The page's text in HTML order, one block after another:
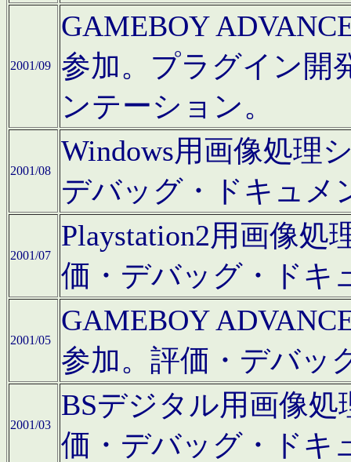
2001/09
GAMEBOY
参加。プラグイン開
ンテーション。
2001/08
Windows用画像処理
デバッグ・ドキュメ
2001/07
Playstation2用画像
価・デバッグ・ドキ
2001/05
GAMEBOY
参加。評価・デバッ
2001/03
BSデジタル用画像
価・デバッグ・ドキ